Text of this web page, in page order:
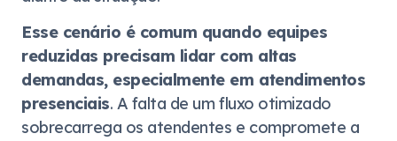
Esse cenário é comum quando equipes
reduzidas precisam lidar com altas
demandas, especialmente em atendimentos
presenciais. A falta de um fluxo otimizado
sobrecarrega os atendentes e compromete a